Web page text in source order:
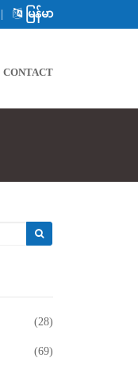
မြန်မာ
CONTACT
(28)
(69)